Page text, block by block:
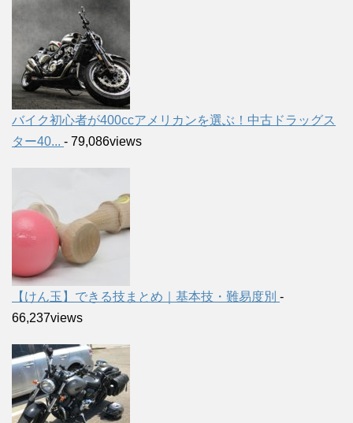
バイク初心者が400ccアメリカンを選ぶ！中古ドラッグス
ター40... - 79,086views
【けん玉】できる技まとめ｜基本技・難易度別 -
66,237views